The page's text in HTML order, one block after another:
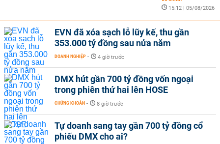
15:12 | 05/08/2026
EVN đã xóa sạch lỗ lũy kế, thu gần
353.000 tỷ đồng sau nửa năm
DOANH NGHIỆP - 4 giờ trước
DMX hút gần 700 tỷ đồng vốn ngoại
trong phiên thứ hai lên HOSE
CHỨNG KHOÁN - 8 giờ trước
Tự doanh sang tay gần 700 tỷ đồng cổ
phiếu DMX cho ai?